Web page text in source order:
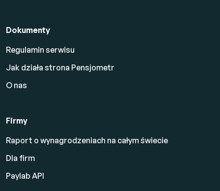
Dokumenty
Regulamin serwisu
Jak działa strona Pensjometr
O nas
Firmy
Raport o wynagrodzeniach na całym świecie
Dla firm
Paylab API